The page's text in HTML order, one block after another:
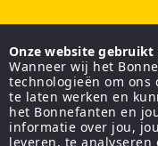
Onze website gebruikt
Wanneer wij het
technologieën om ons
te laten werken en
het Bonnefanten en
informatie over jou,
leveren, te